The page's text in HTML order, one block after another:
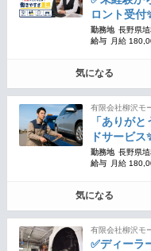
ロント受付
勤務地 長野県
給与
月給
気になる
有限会社柳沢モ
「ありが
ドサービス
勤務地 長野県
給与
月給
気になる
有限会社柳沢モ
✅ディーラ